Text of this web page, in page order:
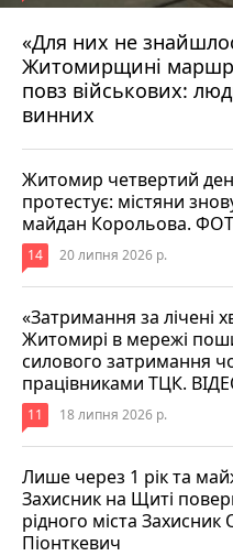
«Для них не
Житомирщині
повз військових:
винних
17 липня 2026 р.
Житомир четвертий
протестує: містяни
майдан Корольова.
14 20 липня 2026 р.
«Затримання за лічені
Житомирі в мережі
силового затримання
працівниками ТЦК.
11 18 липня 2026 р.
Лише через 1 рік та
Захисник на Щиті
рідного міста Захисник
Піонткевич